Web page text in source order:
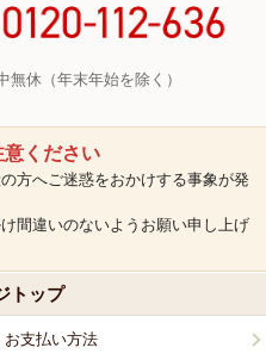
無休（年末年始を除く）
ください
方へご迷惑をおかけする事象が発
間違いのないようお願い申し上げ
トップ
お支払い方法